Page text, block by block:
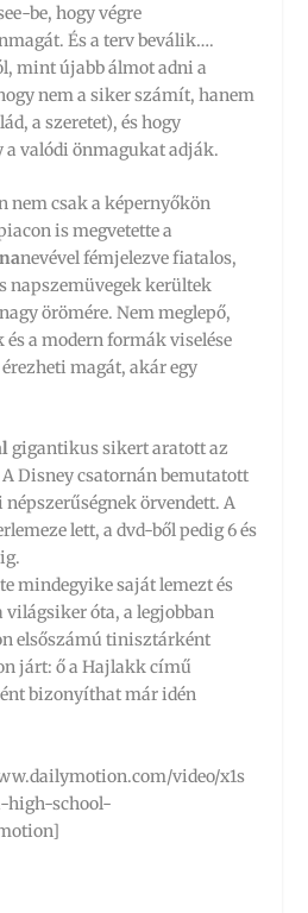
be, hogy végre
És a terv beválik….
mint újabb álmot adni a
nem a siker számít, hanem
a szeretet), és hogy
a valódi önmagukat adják.
nem csak a képernyőkön
is megvetette a
nevével fémjelezve fiatalos,
napszemüvegek kerültek
örömére. Nem meglepő,
a modern formák viselése
magát, akár egy
gigantikus sikert aratott az
Disney csatornán bemutatott
örvendett. A
lett, a dvd-ből pedig 6 és
mindegyike saját lemezt és
óta, a legjobban
elsőszámú tinisztárként
járt: ő a Hajlakk című
bizonyíthat már idén
video/x1s
high-school-